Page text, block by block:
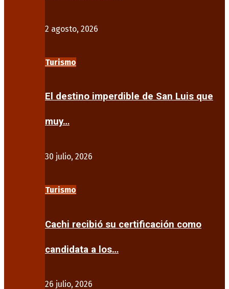
2 agosto, 2026
Turismo
El destino imperdible de San Luis que
muy…
30 julio, 2026
Turismo
Cachi recibió su certificación como
candidata a los…
26 julio, 2026